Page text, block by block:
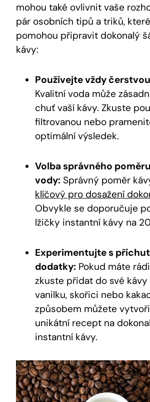
mohou také ovlivnit vaše
pár osobních tipů a triků,
pomohou připravit dokonalý
kávy:
Používejte vždy
Kvalitní voda může
chuť vaší kávy. Zkuste
filtrovanou nebo
optimální výsledek.
Volba správného
vody: Správný poměr
klíčový pro dosažení
Obvykle se doporučuje
lžičky instantní kávy na
Experimentujte s
dodatky: Pokud máte
zkuste přidat do své
vanilku, skořici nebo
způsobem můžete
unikátní recept na
instantní kávy.